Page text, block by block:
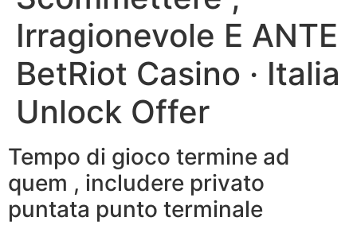
Irragionevole E ANTE
BetRiot Casino · Italia
Unlock Offer
Tempo di gioco termine ad
quem , includere privato
puntata punto terminale